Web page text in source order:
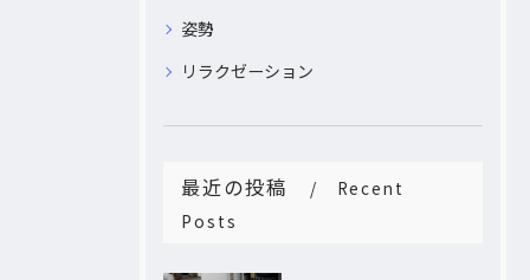
姿勢
リラクゼーション
最近の投稿
Recent
Posts